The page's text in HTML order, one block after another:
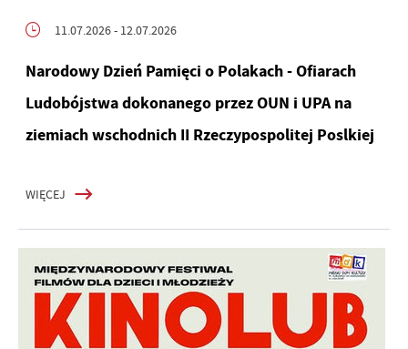
11.07.2026- 12.07.2026
Narodowy Dzień Pamięci o Polakach - Ofiarach
Ludobójstwa dokonanego przez OUN i UPA na
ziemiach wschodnich II Rzeczypospolitej Poslkiej
WIĘCEJ